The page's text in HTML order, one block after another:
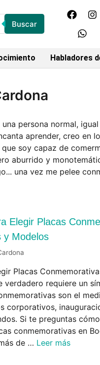
Buscar
Habladores
persona normal,
aprender, creo en
soy capaz de
aburrido y
una vez me pelee
Elegir Placas
y Modelos
Placas
verdadero requiere un
son el
corporativos,
Si te preguntas
conmemorativas en
de … Leer más